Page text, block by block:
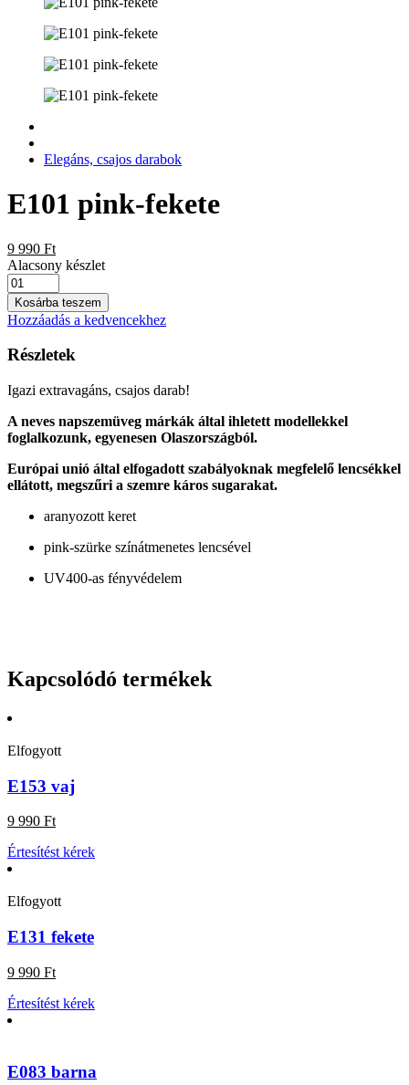
Elegáns, csajos darabok
E101 pink-fekete
9 990 Ft
Alacsony készlet
Kosárba teszem
Hozzáadás a kedvencekhez
Részletek
Igazi extravagáns, csajos darab!
A neves napszemüveg márkák által ihletett modellekkel
foglalkozunk, egyenesen Olaszországból.
Európai unió által elfogadott szabályoknak megfelelő lencsékkel
ellátott, megszűri a szemre káros sugarakat.
aranyozott keret
pink-szürke színátmenetes lencsével
UV400-as fényvédelem
Kapcsolódó termékek
Elfogyott
E153 vaj
9 990 Ft
Értesítést kérek
Elfogyott
E131 fekete
9 990 Ft
Értesítést kérek
E083 barna